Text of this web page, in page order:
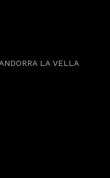
LA VELLA